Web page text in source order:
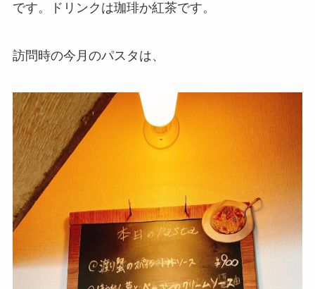
です。ドリンクは珈琲か紅茶です。
訪問時の今月のパスタは、